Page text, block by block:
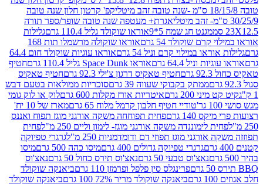
קפ' קרטון חלון שנה טובה
אגרת+ מעטפה שנה טובה שופר/ספר תורה
מגנט חג שמח 5*9
אוראו שוקולד גליל 110.4 גרם
גלילות
קרם שוקולד 54 גרם
אוראו שוקולה מרשמלו תות 168
במילוי קרם וניל 54 גרם
אוראו עוגיות שוקולד חום 64.4
וניל 64.4 גרם
אוראו Space Dunk גליל 110.4 גרם
חטיף
חטיף טאקיס דרגון צ'ילי 92.3 גרם
חטיף טאקיס
ממתק בקבוקי שעווה 39 גרם
סוכריות ממולאות בטעם דבש
200 גרם
איטריות אורז מקלות 600 גרם
לוק או לוק גומי
טודיי חטיף חלבון קרמל מלוח 65 גרם
מארז של 10 יח'
140 גרם
פחית תפוחחה משקה אורגני מוגז תפוח ואננס
לימוננדה משקה אורגני מוגז- לימון וליים 250 מ"ל
פחית
מוגז תפוזי דם ודומדמניות 250 מ"ל
גרגרי טפיוקה
גרגרי טפיוקה גדולים 400 גרם
מיסו כהה 500 גרם
מיסו
נאצ'וס טבעי 50 גרם
נאצ'וס תירס כחול 50 גרם
נאצ'וס
פרינגלס סין פלפל ופרמזן 110 גרם
ביאנקה שוקולד
ביאנקה שוקולד מריר 72% 100 גרם ביאנקה שוקולד